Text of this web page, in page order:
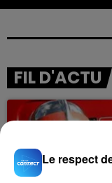
FIL D'ACTU
Le respect